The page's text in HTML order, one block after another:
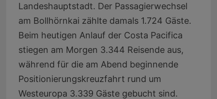
Landeshauptstadt. Der Passagierwechsel
am Bollhörnkai zählte damals 1.724 Gäste.
Beim heutigen Anlauf der Costa Pacifica
stiegen am Morgen 3.344 Reisende aus,
während für die am Abend beginnende
Positionierungskreuzfahrt rund um
Westeuropa 3.339 Gäste gebucht sind.